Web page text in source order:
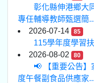
彰化縣伸港鄉大
專任輔導教師甄選簡...
2026-07-14
85
115學年度學習
2026-08-02
80
📢 【重要公告】
度午餐副食品供應家...